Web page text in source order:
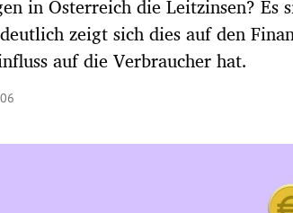
in Österreich die Leitzinsen? Es
zeigt sich dies auf den
auf die Verbraucher hat.
öffnen/schließen